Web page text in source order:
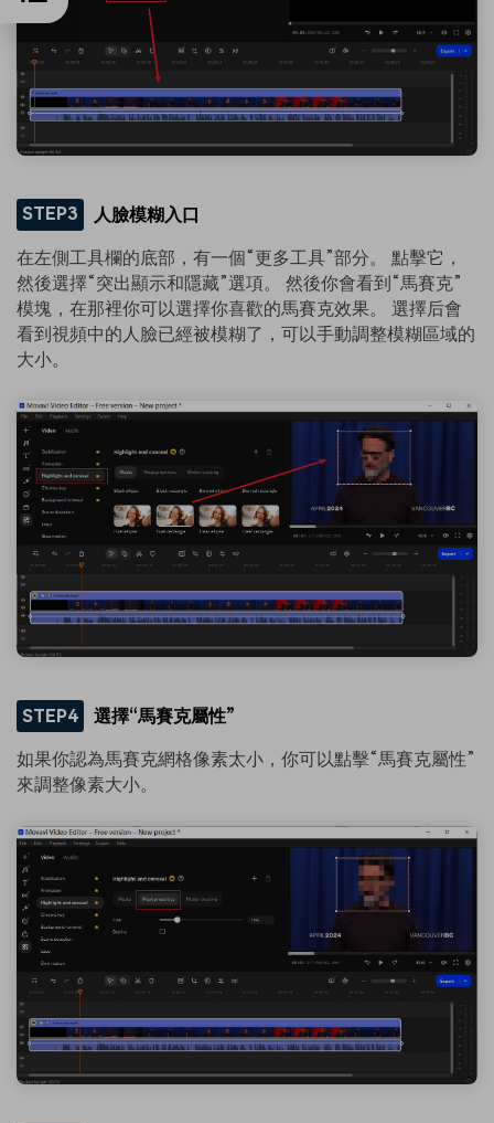
STEP3 人臉模糊入口
在左側工具欄的底部，有一個“更多工具”部分。 點擊它，
然後選擇“突出顯示和隱藏”選項。 然後你會看到“馬賽克”
模塊，在那裡你可以選擇你喜歡的馬賽克效果。 選擇后會
看到視頻中的人臉已經被模糊了，可以手動調整模糊區域的
大小。
STEP4 選擇“馬賽克屬性”
如果你認為馬賽克網格像素太小，你可以點擊“馬賽克屬性”
來調整像素大小。